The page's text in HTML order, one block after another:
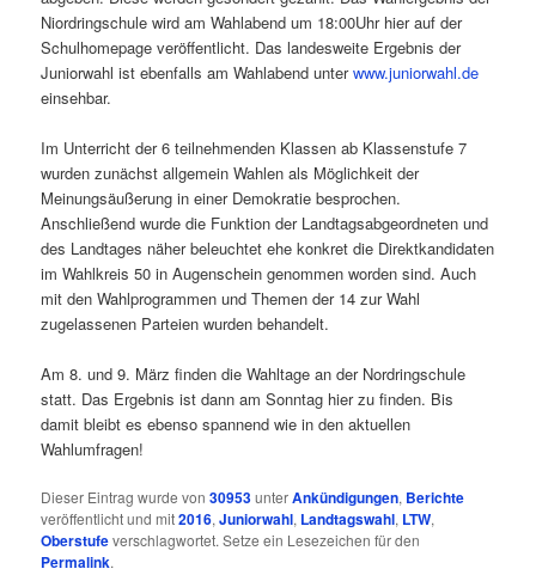
Niordringschule wird am Wahlabend um 18:00Uhr hier auf der
Schulhomepage veröffentlicht. Das landesweite Ergebnis der
Juniorwahl ist ebenfalls am Wahlabend unterwww.juniorwahl.de
einsehbar.
Im Unterricht der 6 teilnehmenden Klassen ab Klassenstufe 7
wurden zunächst allgemein Wahlen als Möglichkeit der
Meinungsäußerung in einer Demokratie besprochen.
Anschließend wurde die Funktion der Landtagsabgeordneten und
des Landtages näher beleuchtet ehe konkret die Direktkandidaten
im Wahlkreis 50 in Augenschein genommen worden sind. Auch
mit den Wahlprogrammen und Themen der 14 zur Wahl
zugelassenen Parteien wurden behandelt.
Am 8. und 9. März finden die Wahltage an der Nordringschule
statt. Das Ergebnis ist dann am Sonntag hier zu finden. Bis
damit bleibt es ebenso spannend wie in den aktuellen
Wahlumfragen!
Dieser Eintrag wurde von30953unterAnkündigungen, Berichte
veröffentlicht und mit2016,Juniorwahl, Landtagswahl, LTW,
Oberstufeverschlagwortet. Setze ein Lesezeichen für den
Permalink.